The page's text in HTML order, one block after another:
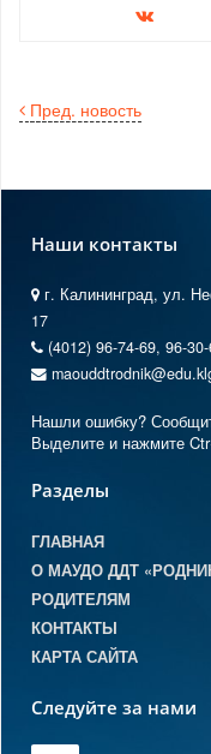
Пред. новость
Наши контакты
г. Калининград, ул.
17
(4012) 96-74-69, 96-
Нашли ошибку?
Выделите и нажмите
Разделы
ГЛАВНАЯ
О МАУДО ДДТ
РОДИТЕЛЯМ
КОНТАКТЫ
КАРТА САЙТА
Следуйте за нами